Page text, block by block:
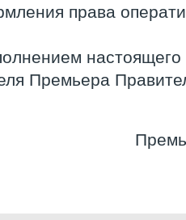
права
Премьера